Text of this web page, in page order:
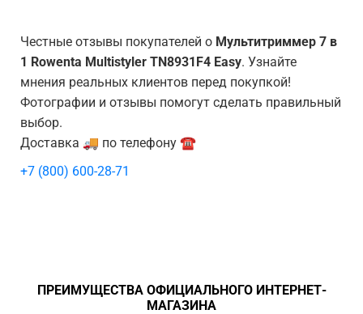
Честные отзывы покупателей о Мультитриммер 7 в
1 Rowenta Multistyler TN8931F4 Easy. Узнайте
мнения реальных клиентов перед покупкой!
Фотографии и отзывы помогут сделать правильный
выбор.
Доставка 🚚 по телефону ☎️
+7 (800) 600-28-71
ПРЕИМУЩЕСТВА ОФИЦИАЛЬНОГО ИНТЕРНЕТ-
МАГАЗИНА